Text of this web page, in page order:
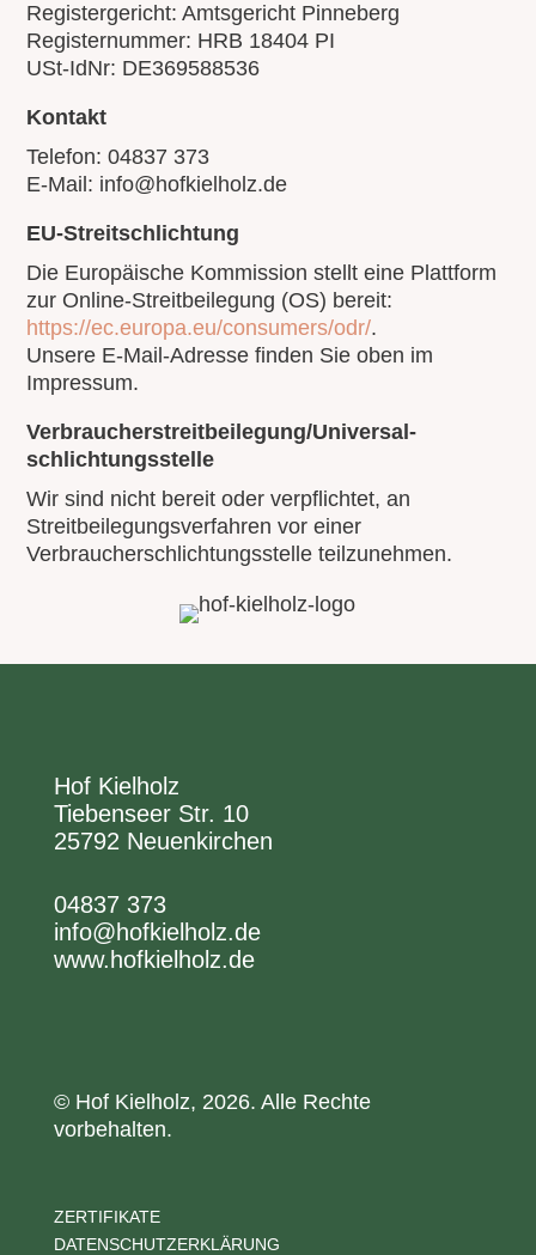
Registergericht: Amtsgericht Pinneberg
Registernummer: HRB 18404 PI
USt-IdNr: DE369588536
Kontakt
Telefon:04837 373
E-Mail: info@hofkielholz.de
EU-Streitschlichtung
Die Europäische Kommission stellt eine Plattform
zur Online-Streitbeilegung (OS) bereit:
https://ec.europa.eu/consumers/odr/.
Unsere E-Mail-Adresse finden Sie oben im
Impressum.
Verbraucher­streit­beilegung/Universal­
schlichtungs­stelle
Wir sind nicht bereit oder verpflichtet, an
Streitbeilegungsverfahren vor einer
Verbraucherschlichtungsstelle teilzunehmen.
Hof Kielholz
Tiebenseer Str. 10
25792 Neuenkirchen
04837 373
info@hofkielholz.de
www.hofkielholz.de
© Hof Kielholz, 2026. Alle Rechte
vorbehalten.
ZERTIFIKATE
DATENSCHUTZERKLÄRUNG